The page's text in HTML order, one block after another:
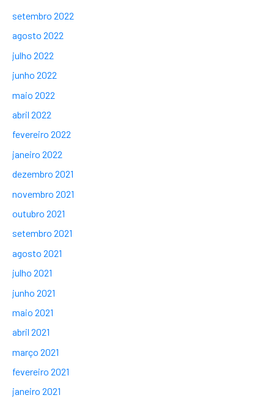
setembro 2022
agosto 2022
julho 2022
junho 2022
maio 2022
abril 2022
fevereiro 2022
janeiro 2022
dezembro 2021
novembro 2021
outubro 2021
setembro 2021
agosto 2021
julho 2021
junho 2021
maio 2021
abril 2021
março 2021
fevereiro 2021
janeiro 2021